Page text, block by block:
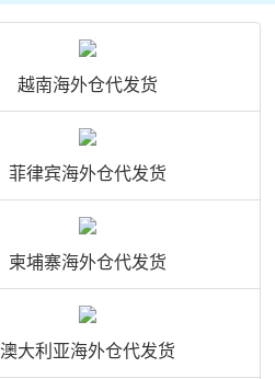
越南海外仓代发货
菲律宾海外仓代发货
柬埔寨海外仓代发货
澳大利亚海外仓代发货